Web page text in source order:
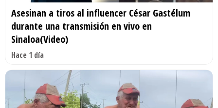
Asesinan a tiros al influencer César Gastélum
durante una transmisión en vivo en
Sinaloa(Video)
Hace 1 día